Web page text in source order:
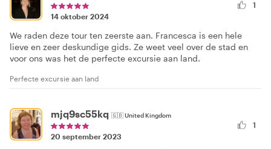
14 oktober 2024
1
We raden deze tour ten zeerste aan. Francesca is een hele
lieve en zeer deskundige gids. Ze weet veel over de stad en
voor ons was het de perfecte excursie aan land.
Perfecte excursie aan land
mjq9sc55kq 🇬🇧United Kingdom
20 september 2023
1